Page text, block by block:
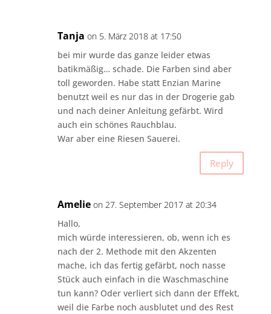
Tanja on 5. März 2018 at 17:50
bei mir wurde das ganze leider etwas
batikmäßig… schade. Die Farben sind aber
toll geworden. Habe statt Enzian Marine
benutzt weil es nur das in der Drogerie gab
und nach deiner Anleitung gefärbt. Wird
auch ein schönes Rauchblau.
War aber eine Riesen Sauerei.
Reply
Amelie on 27. September 2017 at 20:34
Hallo,
mich würde interessieren, ob, wenn ich es
nach der 2. Methode mit den Akzenten
mache, ich das fertig gefärbt, noch nasse
Stück auch einfach in die Waschmaschine
tun kann? Oder verliert sich dann der Effekt,
weil die Farbe noch ausblutet und des Rest